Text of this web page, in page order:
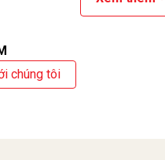
sản phẩm: CÔNG TY
chúng tôi